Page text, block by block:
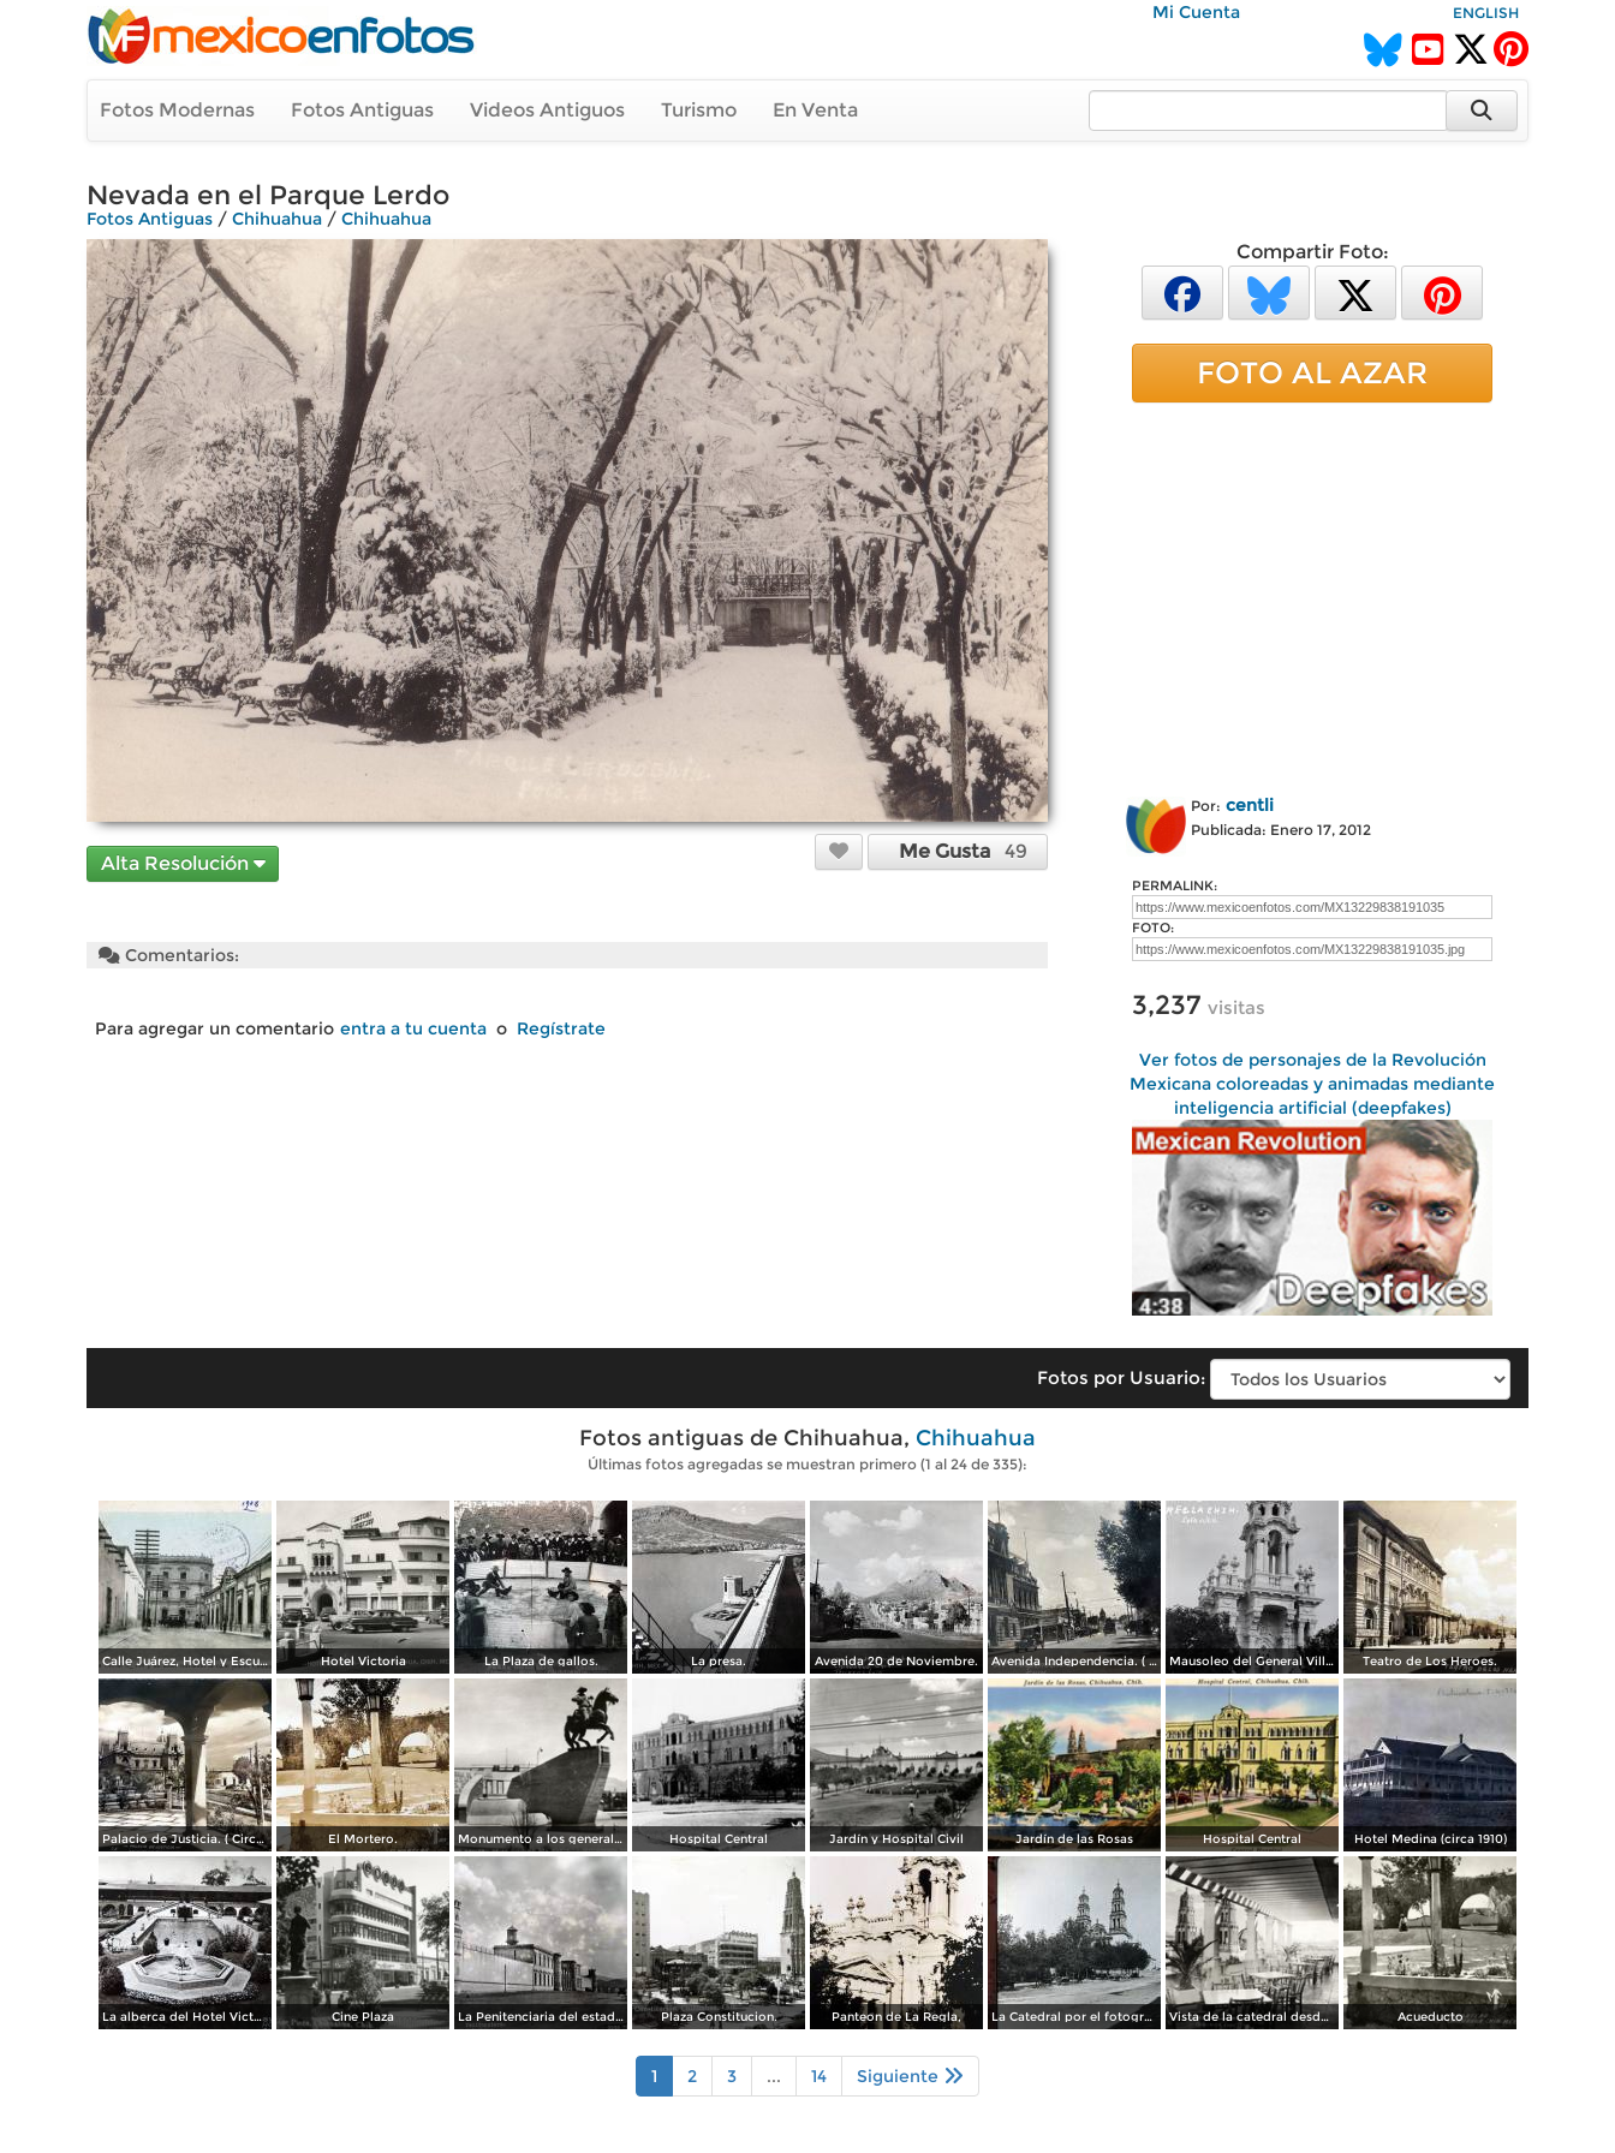
Mi Cuenta ENGLISH
Fotos Modernas Fotos Antiguas Videos Antiguos Turismo En Venta
Nevada en el Parque Lerdo
Fotos Antiguas / Chihuahua / Chihuahua
Alta Resolución
Me Gusta 49
Comentarios:
Para agregar un comentario entra a tu cuenta o Regístrate
Compartir Foto:
FOTO AL AZAR
Por: centli
Publicada: Enero 17, 2012
PERMALINK:
FOTO:
3,237 visitas
Ver fotos de personajes de la Revolución
Mexicana coloreadas y animadas mediante
inteligencia artificial (deepfakes)
Fotos por Usuario:
Fotos antiguas de Chihuahua, Chihuahua
Últimas fotos agregadas se muestran primero (1 al 24 de 335):
Calle Juárez, Hotel y Escuela Oficial No. 136 Hotel Victoria La Plaza de gallos. La presa. Avenida 20 de Noviembre. Avenida Independencia. ( Circulada el 12 de Abril de 1929 ). Mausoleo del General Villa en el panteon de La Regla ( Circulada el 11 de Junio de 1921 ). Teatro de Los Heroes.
Palacio de Justicia. ( Circulada el 1 deDiciembre de 1946 ). El Mortero. Monumento a los generales de la División del Norte Hospital Central Jardín y Hospital Civil Jardín de las Rosas Hospital Central Hotel Medina (circa 1910)
La alberca del Hotel Victoria. Cine Plaza La Penitenciaria del estado. Plaza Constitucion. Panteon de La Regla, La Catedral por el fotografo William H. Rau.. Vista de la catedral desde el Hotel Palacio Hilton Acueducto
1 2 3 ... 14 Siguiente